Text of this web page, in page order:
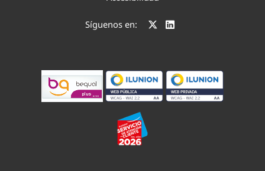
Síguenos en: